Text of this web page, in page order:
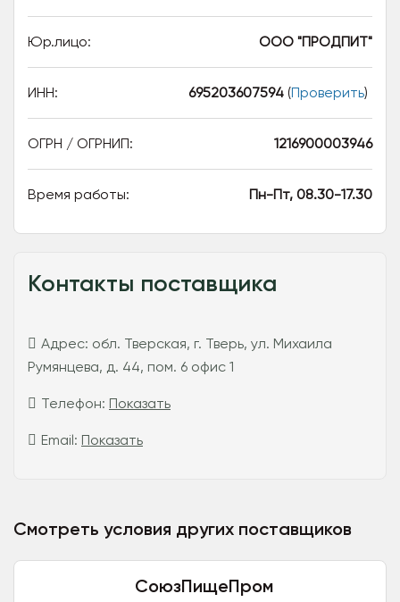
Юр.лицо: ООО "ПРОДПИТ"
ИНН: 695203607594 (Проверить)
ОГРН / ОГРНИП: 1216900003946
Время работы: Пн-Пт, 08.30-17.30
Контакты поставщика
Адрес: обл. Тверская, г. Тверь, ул. Михаила
Румянцева, д. 44, пом. 6 офис 1
Телефон: Показать
Email: Показать
Смотреть условия других поставщиков
СоюзПищеПром